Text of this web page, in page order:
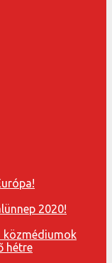
2020!
közmédiumok
hétre